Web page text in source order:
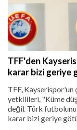
TFF'den
karar bizi geriye
TFF, Kayserispor'un
yetkilileri, "Küme
değil. Türk futbolunu
karar bizi geriye